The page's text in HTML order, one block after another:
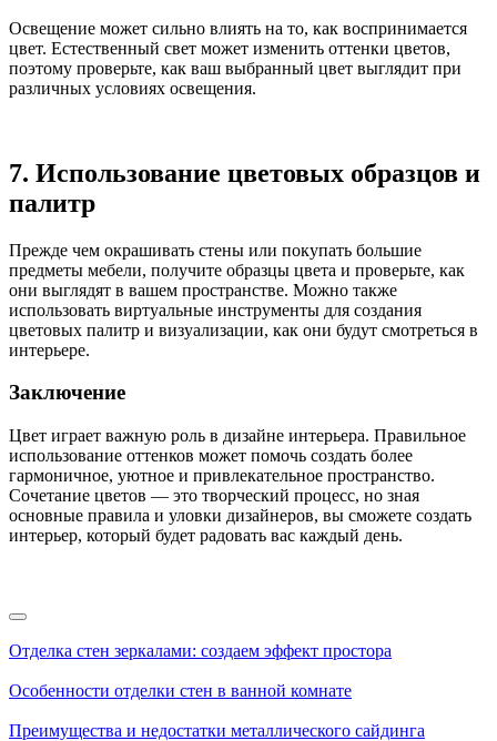
Освещение может сильно влиять на то, как воспринимается
цвет. Естественный свет может изменить оттенки цветов,
поэтому проверьте, как ваш выбранный цвет выглядит при
различных условиях освещения.
7. Использование цветовых образцов и
палитр
Прежде чем окрашивать стены или покупать большие
предметы мебели, получите образцы цвета и проверьте, как
они выглядят в вашем пространстве. Можно также
использовать виртуальные инструменты для создания
цветовых палитр и визуализации, как они будут смотреться в
интерьере.
Заключение
Цвет играет важную роль в дизайне интерьера. Правильное
использование оттенков может помочь создать более
гармоничное, уютное и привлекательное пространство.
Сочетание цветов — это творческий процесс, но зная
основные правила и уловки дизайнеров, вы сможете создать
интерьер, который будет радовать вас каждый день.
Отделка стен зеркалами: создаем эффект простора
Особенности отделки стен в ванной комнате
Преимущества и недостатки металлического сайдинга